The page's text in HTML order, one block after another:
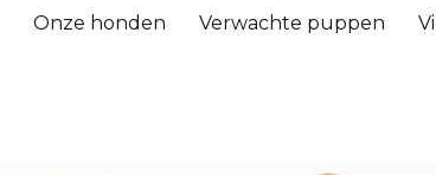
Onze honden Verwachte puppen